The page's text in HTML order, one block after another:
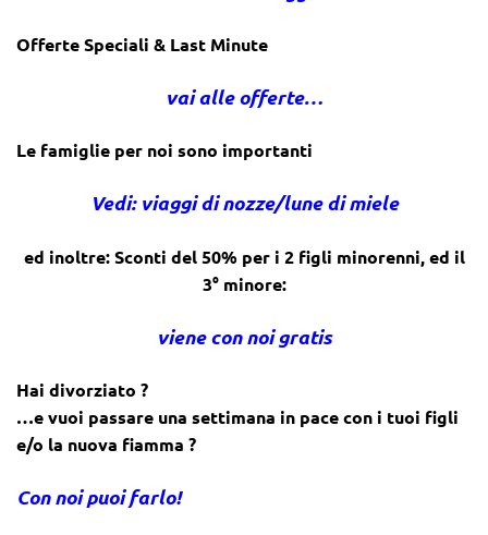
Offerte Speciali & Last Minute
vai alle offerte…
Le famiglie per noi sono importanti
Vedi: viaggi di nozze/lune di miele
ed inoltre: Sconti del 50% per i 2 figli minorenni, ed il
3° minore:
viene con noi gratis
Hai divorziato ?
…e vuoi passare una settimana in pace con i tuoi figli
e/o la nuova fiamma ?
Con noi puoi farlo!